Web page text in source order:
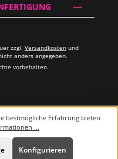
zzgl. Versandkosten und
anders angegeben.
vorbehalten.
bestmögliche Erfahrung bieten
...
Konfigurieren